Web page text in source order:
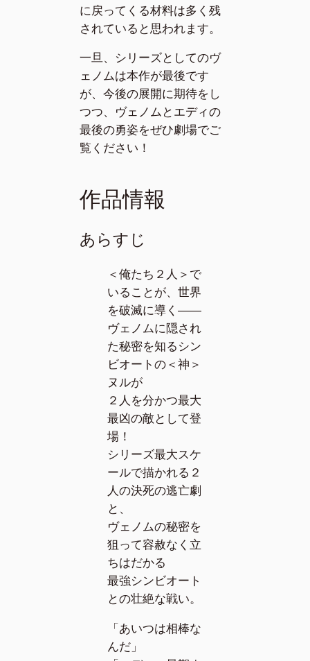
に戻ってくる材料は多く残
されていると思われます。
一旦、シリーズとしてのヴ
ェノムは本作が最後です
が、今後の展開に期待をし
つつ、ヴェノムとエディの
最後の勇姿をぜひ劇場でご
覧ください！
作品情報
あらすじ
＜俺たち２人＞で
いることが、世界
を破滅に導く――
ヴェノムに隠され
た秘密を知るシン
ビオートの＜神＞
ヌルが
２人を分かつ最大
最凶の敵として登
場！
シリーズ最大スケ
ールで描かれる２
人の決死の逃亡劇
と、
ヴェノムの秘密を
狙って容赦なく立
ちはだかる
最強シンビオート
との壮絶な戦い。
「あいつは相棒な
んだ」